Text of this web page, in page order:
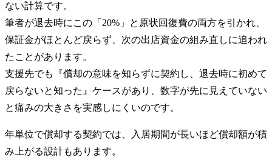
ない計算です。
筆者が退去時にこの「20%」と原状回復費の両方を引かれ、
保証金がほとんど戻らず、次の出店資金の組み直しに追われ
たことがあります。
支援先でも『償却の意味を知らずに契約し、退去時に初めて
戻らないと知った』ケースがあり、数字が先に見えていない
と痛みの大きさを実感しにくいのです。
年単位で償却する契約では、入居期間が長いほど償却額が積
み上がる設計もあります。